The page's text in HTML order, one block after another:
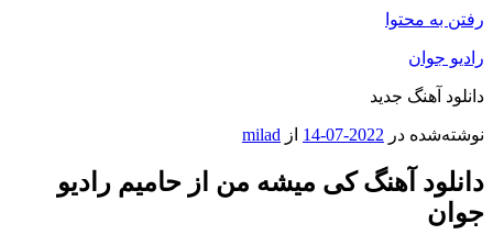
رفتن به محتوا
رادیو جوان
دانلود آهنگ جدید
نوشته‌شده در 2022-07-14 از milad
دانلود آهنگ کی میشه من از حامیم رادیو
جوان